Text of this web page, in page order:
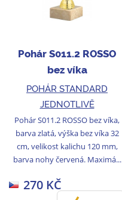
Pohár S011.2 ROSSO
bez víka
POHÁR STANDARD
JEDNOTLIVĚ
Pohár S011.2 ROSSO bez víka,
barva zlatá, výška bez víka 32
cm, velikost kalichu 120 mm,
barva nohy červená. Maximá...
270 KČ